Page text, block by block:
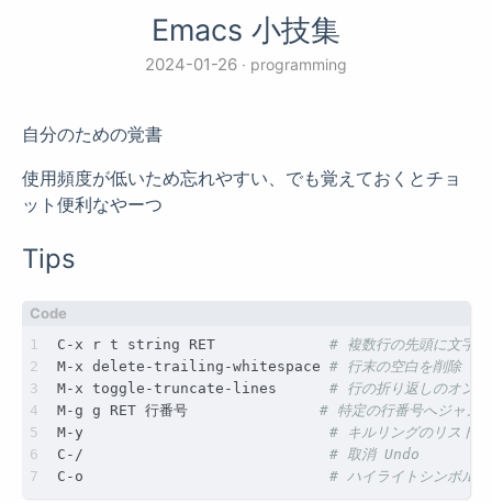
Emacs 小技集
2024-01-26 programming
自分のための覚書
使用頻度が低いため忘れやすい、でも覚えておくとチョ
ット便利なやーつ
Tips
C-x r t string RET # 複数行の先頭に文字列
M-x delete-trailing-whitespace # 行末の空白を削除
M-x toggle-truncate-lines # 行の折り返しのオンオ
M-g g RET 行番号 # 特定の行番号へジャン
M-y # キルリングのリスト
C-/ # 取消 Undo
C-o # ハイライトシンボル